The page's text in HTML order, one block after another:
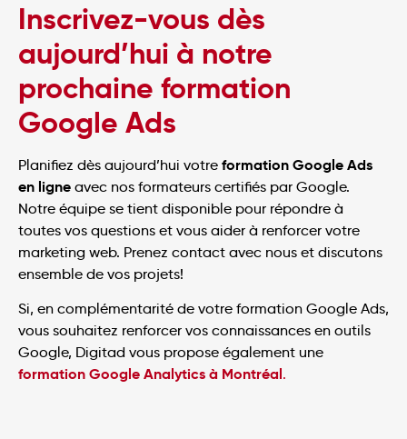
Inscrivez-vous dès
aujourd’hui à notre
prochaine formation
Google Ads
Planifiez dès aujourd’hui votre formation Google Ads
en ligne avec nos formateurs certifiés par Google.
Notre équipe se tient disponible pour répondre à
toutes vos questions et vous aider à renforcer votre
marketing web. Prenez contact avec nous et discutons
ensemble de vos projets!
Si, en complémentarité de votre formation Google Ads,
vous souhaitez renforcer vos connaissances en outils
Google, Digitad vous propose également une
formation Google Analytics à Montréal.